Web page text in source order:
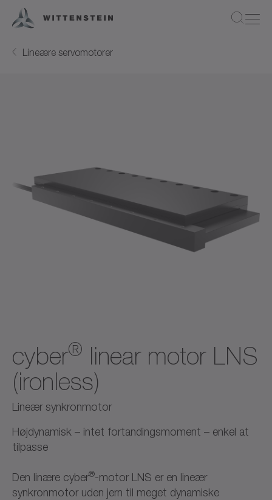
Lineære servomotorer
cyber® linear motor LNS
(ironless)
Lineær synkronmotor
Højdynamisk – intet fortandingsmoment – enkel at
tilpasse
Den linære cyber®-motor LNS er en lineær
synkronmotor uden jern til meget dynamiske